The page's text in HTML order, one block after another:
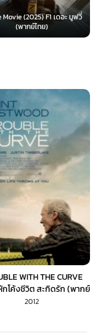
วี่
Furiosa: A Mad Max
WITH THE CURVE
กโค้งชีวิต สะกิดรัก (พากย์
ไทย)
2012